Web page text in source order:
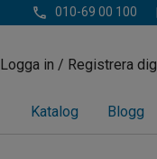
010-69 00 100
Logga in / Registrera dig
Katalog Blogg